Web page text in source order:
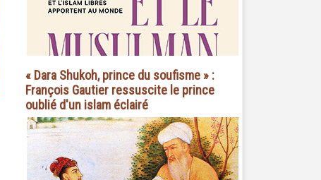
« Dara Shukoh, prince du soufisme » :
François Gautier ressuscite le prince
oublié d'un islam éclairé